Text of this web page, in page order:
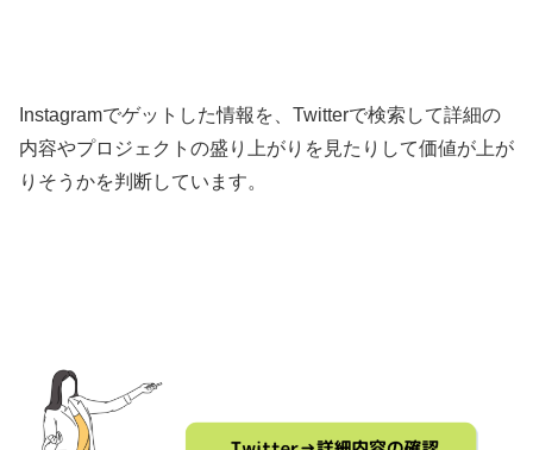
Instagramでゲットした情報を、Twitterで検索して詳細の
内容やプロジェクトの盛り上がりを見たりして価値が上が
りそうかを判断しています。